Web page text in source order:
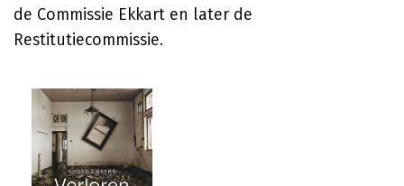
de Commissie Ekkart en later de
Restitutiecommissie.